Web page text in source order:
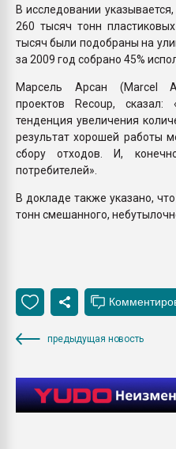
В исследовании
260 тысяч тонн
тысяч были подобраны на
за 2009 год собрано 45%
Марсель Арсан (Marcel
проектов Recoup,
тенденция увеличения
результат хорошей работы
сбору отходов. И,
потребителей».
В докладе также указано,
тонн смешанного,
предыдущая новость